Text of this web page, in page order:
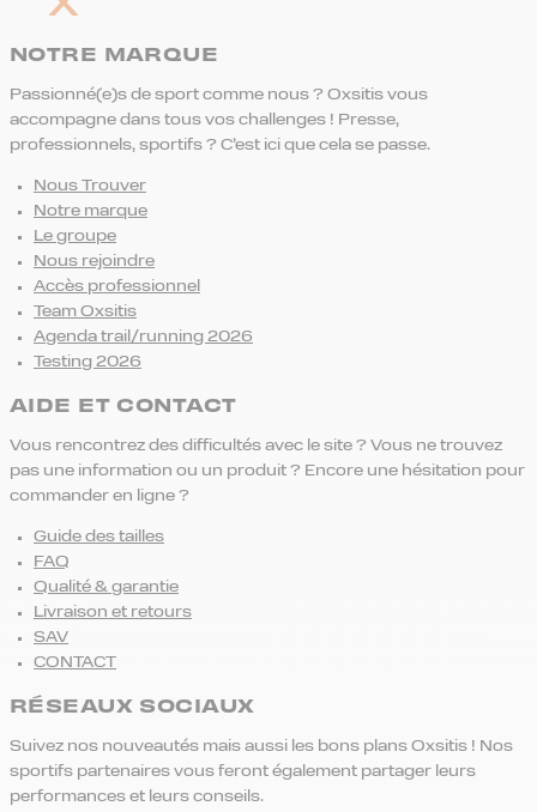
NOTRE MARQUE
Passionné(e)s de sport comme nous ? Oxsitis vous
accompagne dans tous vos challenges ! Presse,
professionnels, sportifs ? C’est ici que cela se passe.
Nous Trouver
Notre marque
Le groupe
Nous rejoindre
Accès professionnel
Team Oxsitis
Agenda trail/running 2026
Testing 2026
AIDE ET CONTACT
Vous rencontrez des difficultés avec le site ? Vous ne trouvez
pas une information ou un produit ? Encore une hésitation pour
commander en ligne ?
Guide des tailles
FAQ
Qualité & garantie
Livraison et retours
SAV
CONTACT
RÉSEAUX SOCIAUX
Suivez nos nouveautés mais aussi les bons plans Oxsitis ! Nos
sportifs partenaires vous feront également partager leurs
performances et leurs conseils.